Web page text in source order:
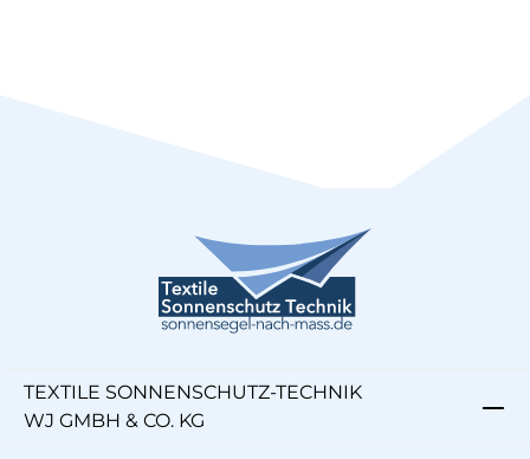
TEXTILE SONNENSCHUTZ-TECHNIK
WJ GMBH & CO. KG